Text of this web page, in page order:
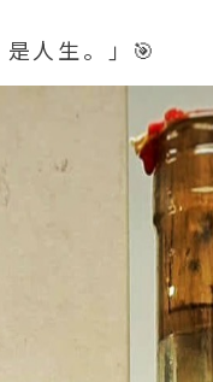
人生。」🎯